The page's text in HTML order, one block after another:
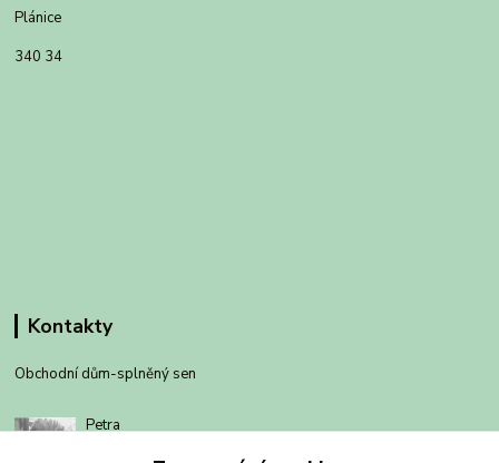
Plánice
340 34
Kontakty
Obchodní dům-splněný sen
Petra